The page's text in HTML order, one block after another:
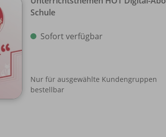
Schule
Sofort verfügbar
Nur für ausgewählte Kundengruppen
bestellbar